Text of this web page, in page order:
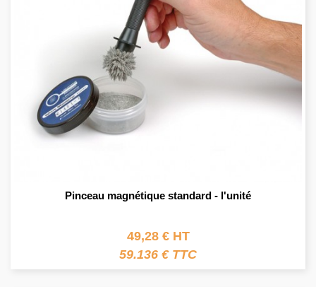
Pinceau magnétique standard - l'unité
49,28 € HT
59.136 € TTC